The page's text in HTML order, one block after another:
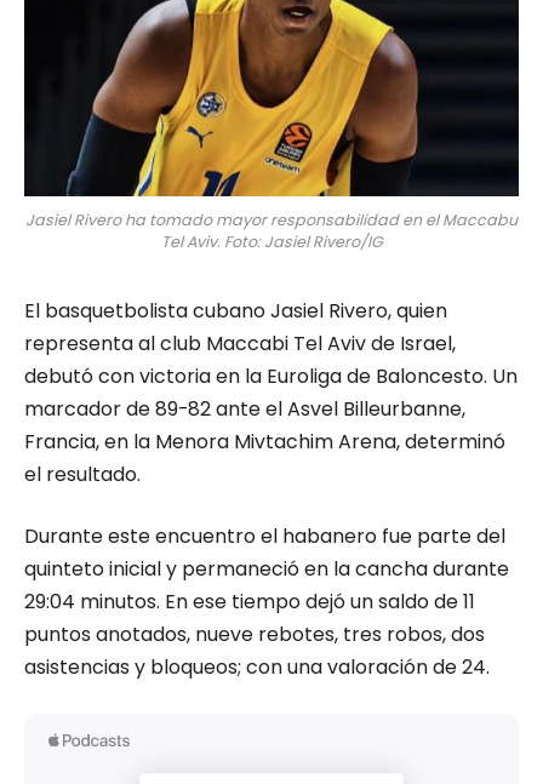
Jasiel Rivero ha tomado mayor responsabilidad en el Maccabu
Tel Aviv. Foto: Jasiel Rivero/IG
El basquetbolista cubano Jasiel Rivero, quien
representa al club Maccabi Tel Aviv de Israel,
debutó con victoria en la Euroliga de Baloncesto. Un
marcador de 89-82 ante el Asvel Billeurbanne,
Francia, en la Menora Mivtachim Arena, determinó
el resultado.
Durante este encuentro el habanero fue parte del
quinteto inicial y permaneció en la cancha durante
29:04 minutos. En ese tiempo dejó un saldo de 11
puntos anotados, nueve rebotes, tres robos, dos
asistencias y bloqueos; con una valoración de 24.